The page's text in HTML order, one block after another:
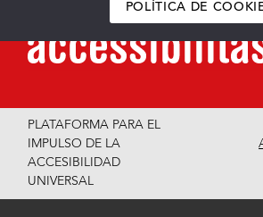
POLÍTICA DE
PLATAFORMA PARA EL
IMPULSO DE LA
ACCESIBILIDAD
UNIVERSAL